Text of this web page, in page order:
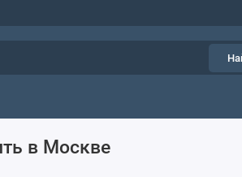
в Москве